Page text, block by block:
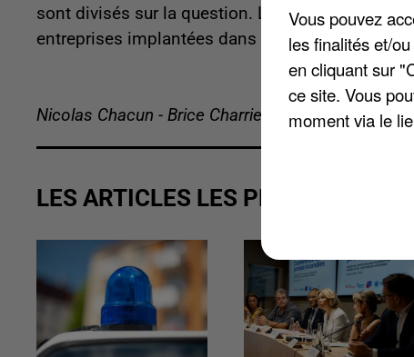
sont divisés sur la question. LR et le RN ont
entreprises implantées dans les quartiers
Nicolas Chacun - Brice Charrier
LES ARTICLES LES PLUS VUS
Vous pouvez
les finalités et/
en cliquant sur
ce site. Vous
moment via le